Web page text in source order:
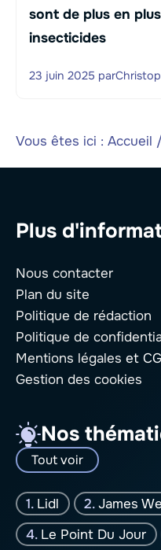
sont de plus en
insecticides
23 juin 2025 par
Vous êtes ici : Accueil
Plus
Nous contacter
Plan du site
Politique de rédaction
Politique de
Mentions légales et
Gestion des cookies
Nos
Tout voir
Lidl James
Le Point Du Jour